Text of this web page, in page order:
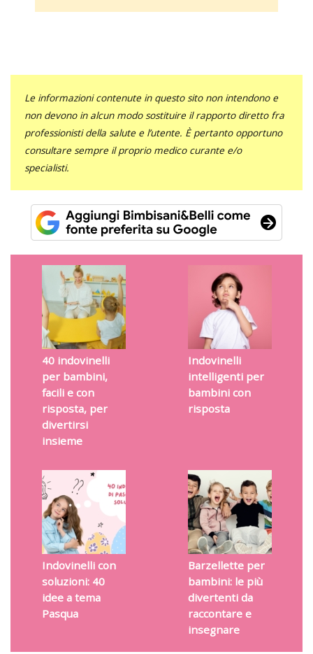
Le informazioni contenute in questo sito non intendono e
non devono in alcun modo sostituire il rapporto diretto fra
professionisti della salute e l’utente. È pertanto opportuno
consultare sempre il proprio medico curante e/o
specialisti.
40 indovinelli
per bambini,
facili e con
risposta, per
divertirsi
insieme
Indovinelli
intelligenti per
bambini con
risposta
Indovinelli con
soluzioni: 40
idee a tema
Pasqua
Barzellette per
bambini: le più
divertenti da
raccontare e
insegnare